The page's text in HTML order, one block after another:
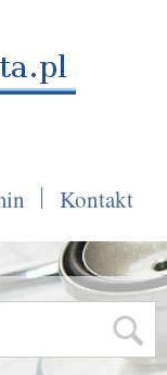
Kontakt